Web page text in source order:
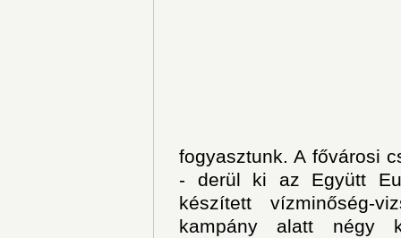
fogyasztunk. A fővárosi
- derül ki az Együtt
készített vízminőség-
kampány alatt négy